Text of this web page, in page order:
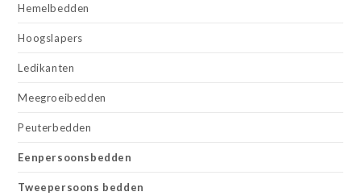
Hemelbedden
Hoogslapers
Ledikanten
Meegroeibedden
Peuterbedden
Eenpersoonsbedden
Tweepersoons bedden